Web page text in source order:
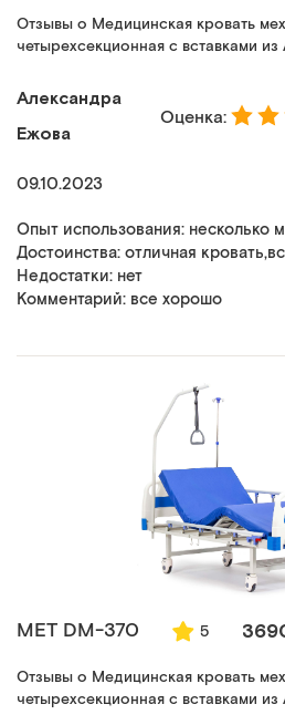
Отзывы о Медицинская кровать
четырехсекционная с вставками из
Александра
Ежова
Оценка:
09.10.2023
Опыт использования: несколько
Достоинства: отличная
Недостатки: нет
Комментарий: все хорошо
MET DM-370 5
Отзывы о Медицинская кровать
четырехсекционная с вставками из